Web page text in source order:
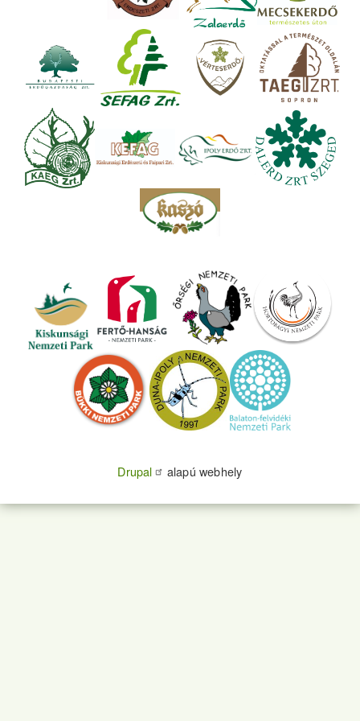
Drupal alapú webhely